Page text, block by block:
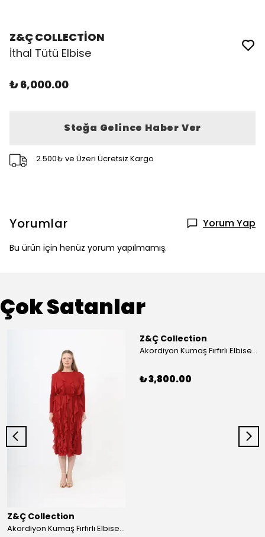
Z&Ç COLLECTİON
İthal Tütü Elbise
₺ 6,000.00
Stoğa Gelince Haber Ver
2.500₺ ve Üzeri Ücretsiz Kargo
Yorumlar Yorum Yap
Bu ürün için henüz yorum yapılmamış.
Çok Satanlar
Z&Ç Collection
Akordiyon Kumaş Fırfırlı Elbise - Kırmızı
Z&Ç Collection
Akordiyon Kumaş Fırfırlı Elbise - Mavi
₺ 3,800.00